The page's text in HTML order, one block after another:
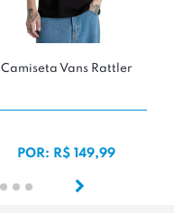
Camiseta Vans Rattler
POR: R$ 149,99